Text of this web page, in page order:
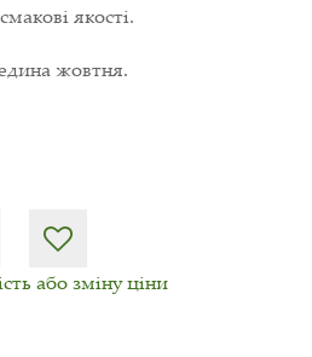
якості.
жовтня.
або зміну ціни